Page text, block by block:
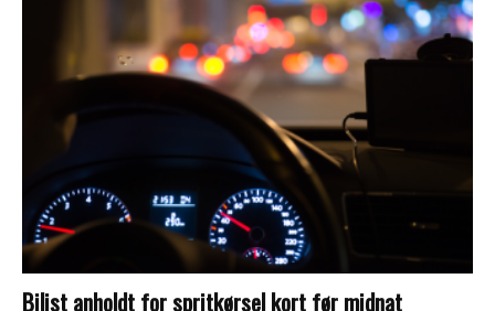
Bilist anholdt for spritkørsel kort før midnat